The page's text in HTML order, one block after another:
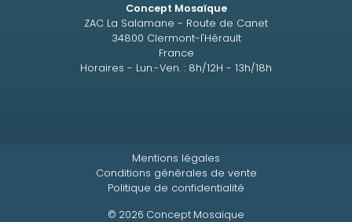
Concept Mosaïque
ZAC La Salamane - Route de Canet
34800 Clermont-l'Hérault
France
Horaires - Lun.-Ven. : 8h/12H - 13h/18h
© 2026 Concept Mosaïque
Mentions légales
Conditions générales de vente
Politique de confidentialité